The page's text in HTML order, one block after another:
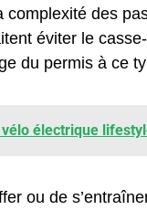
des
éviter le
du permis à ce
électrique
ou de